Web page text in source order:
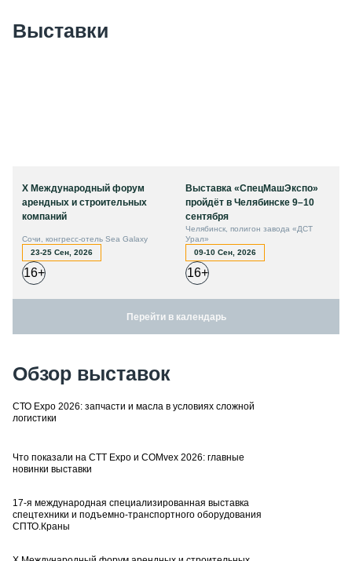
Выставки
X Международный форум
арендных и строительных
компаний
Сочи, конгресс-отель Sea Galaxy
23-25 Сен, 2026
16+
Выставка «СпецМашЭкспо»
пройдёт в Челябинске 9–10
сентября
Челябинск, полигон завода «ДСТ
Урал»
09-10 Сен, 2026
16+
Перейти в календарь
Обзор выставок
СТО Expo 2026: запчасти и масла в условиях сложной
логистики
Что показали на CTT Expo и COMvex 2026: главные
новинки выставки
17-я международная специализированная выставка
спецтехники и подъемно-транспортного оборудования
СПТО.Краны